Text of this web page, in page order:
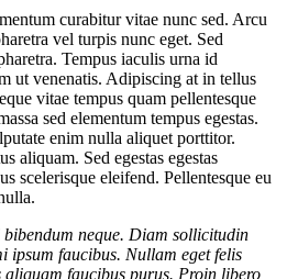
curabitur vitae nunc sed. Arcu
vel turpis nunc eget. Sed
Tempus iaculis urna id
ut venenatis. Adipiscing at in tellus
vitae tempus quam pellentesque
sed elementum tempus egestas.
enim nulla aliquet porttitor.
aliquam. Sed egestas egestas
scelerisque eleifend. Pellentesque eu
neque. Diam sollicitudin
ipsum faucibus. Nullam eget felis
aliquam faucibus purus. Proin libero